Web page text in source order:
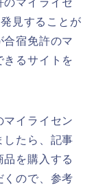
見することが
合宿免許のマ
きるサイトを
マイライセン
したら、記事
を購入する
くので、参考